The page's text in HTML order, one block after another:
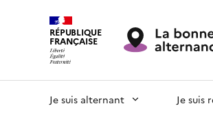
RÉPUBLIQUE
FRANÇAISE
Je suis alternant Je suis